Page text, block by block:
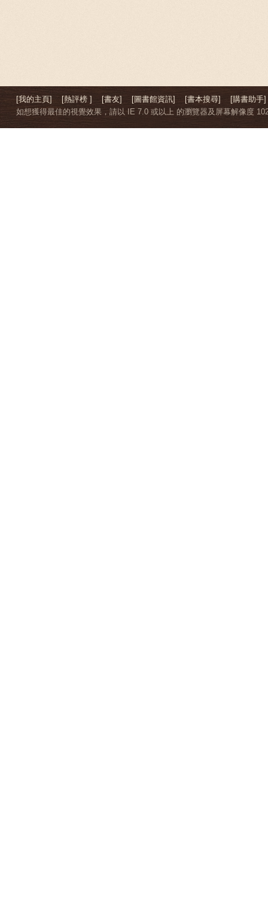
[我的主頁] [熱評榜 ] [書友] [圖書館資訊] [書本搜尋]
[購書助手]
如想獲得最佳的視覺效果，請以 IE 7.0 或以上 的瀏覽器及屏幕解像度